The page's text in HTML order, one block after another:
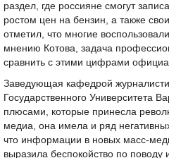
раздел, где россияне смогут
ростом цен на бензин, а также
отметил, что многие
мнению Котова, задача
сравнить с этими цифрами
Заведующая кафедрой
Государственного Университета
плюсами, которые принесла
медиа, она имела и ряд
что информации в новых масс-
выразила беспокойство по поводу